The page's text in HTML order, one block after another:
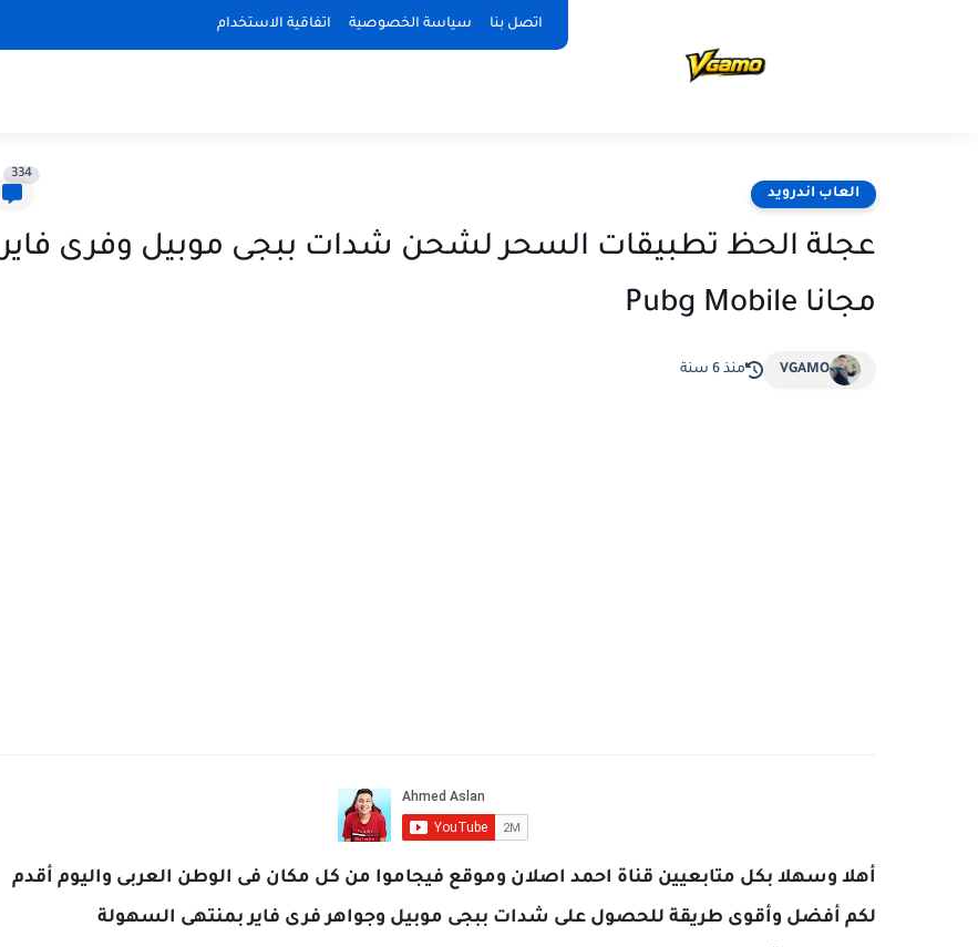
اتصل بنا سياسة الخصوصية اتفاقية الاستخدام
العاب اندرويد
334
عجلة الحظ تطبيقات السحر لشحن شدات ببجى موبيل وفرى فاير
مجانا Pubg Mobile
VGAMO منذ 6 سنة
أهلا وسهلا بكل متابعيين قناة احمد اصلان وموقع فيجاموا من كل مكان فى الوطن العربى واليوم أقدم
لكم أفضل وأقوى طريقة للحصول على شدات ببجى موبيل وجواهر فرى فاير بمنتهى السهولة